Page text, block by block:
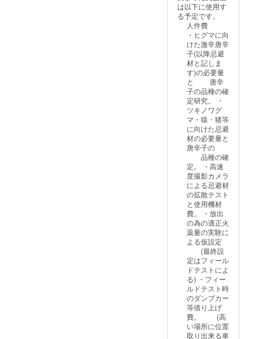
機械設計
技術アドバ
イザーとし
て委嘱を受
ける
平成12年3月
時限立法の
期間満了に
よりアドバ
イザー終
了。
平成 7年 9
月 旭川市殿
より技術ア
ドバイザー
として再委
嘱を受ける
平成 8年 3
月 旭川市殿
の技術アド
バイザー制
度中止によ
り終了
平成 10年 3
月 網走地区
移動大学殿
は以下に使用す
る予定です。
人件費
・ヒグマに向
けた激辛唐辛
子(以降忌避
材と記しま
す)の必要量
と 唐辛
子の品種の確
定研究。 ・
ツキノワグ
マ・猿・猪等
に向けた忌避
材の必要量と
唐辛子の
品種の確
定。 ・高速
度撮影カメラ
による忌避材
の拡散テスト
と使用機材
費。 ・放出
の為の適正火
薬量の実験に
よる仮設定
(最終設
定はフィール
ドテストによ
る) ・フィー
ルドテスト時
のダンプカー
等借り上げ
費。 (高
い場所に位置
取り出来る車